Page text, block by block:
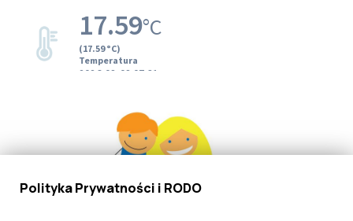
Polityka Prywatności i RODO